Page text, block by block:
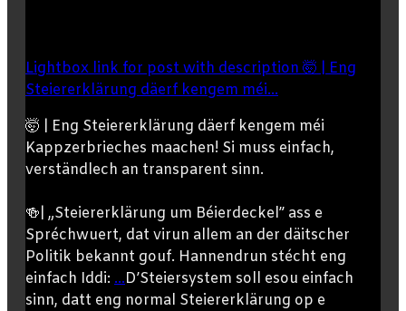
Lightbox link for post with description 🤯 | Eng
Steiererklärung däerf kengem méi...
🤯 | Eng Steiererklärung däerf kengem méi
Kappzerbrieches maachen! Si muss einfach,
verständlech an transparent sinn.
🍻| „Steiererklärung um Béierdeckel” ass e
Spréchwuert, dat virun allem an der däitscher
Politik bekannt gouf. Hannendrun stécht eng
einfach Iddi: ...D’Steiersystem soll esou einfach
sinn, datt eng normal Steiererklärung op e